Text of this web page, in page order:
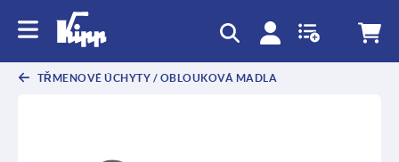
TŘMENOVÉ ÚCHYTY / OBLOUKOVÁ MADLA